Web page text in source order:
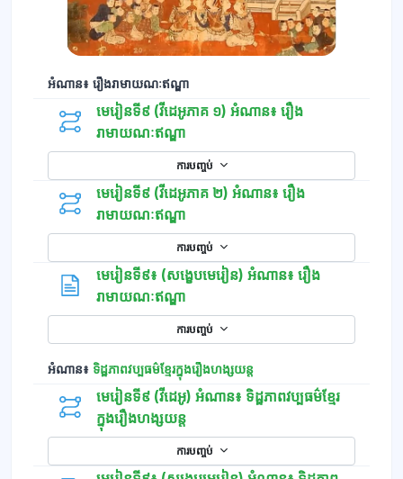
អំណាន៖ រឿងរាមាយណៈឥណ្ឌា
មេរៀនទី៩ (វីដេអូភាគ ១) អំណាន៖ រឿង
រាមាយណៈឥណ្ឌា
ការបញ្ចប់
មេរៀនទី៩ (វីដេអូភាគ ២) អំណាន៖ រឿង
រាមាយណៈឥណ្ឌា
ការបញ្ចប់
មេរៀនទី៩៖ (សង្ខេបមេរៀន) អំណាន៖ រឿង
រាមាយណៈឥណ្ឌាទំព័រ
ការបញ្ចប់
អំណាន​​៖ ទិដ្ឋភាពវប្បធម៌ខ្មែរក្នុងរឿងហង្សយន្ដ
មេរៀនទី៩ (វីដេអូ)​ អំណាន​៖ ទិដ្ឋភាពវប្បធម៌ខ្មែរ
ក្នុងរឿងហង្សយន្ដ
ការបញ្ចប់